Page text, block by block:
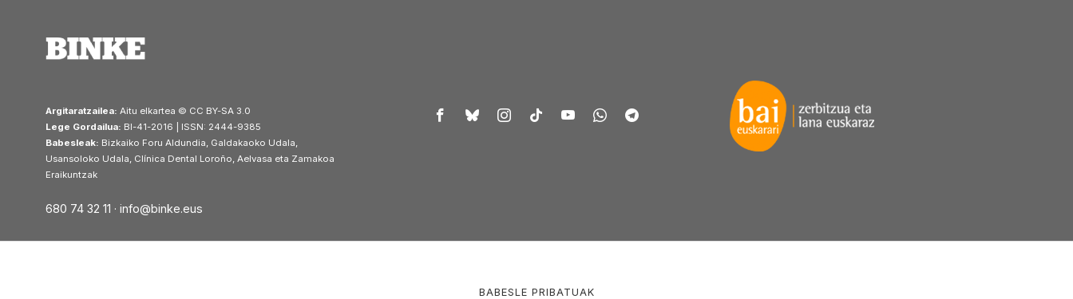
Argitaratzailea: Aitu elkartea © CC BY-SA 3.0
Lege Gordailua: BI-41-2016 | ISSN: 2444-9385
Babesleak: Bizkaiko Foru Aldundia, Galdakaoko Udala,
Usansoloko Udala, Clínica Dental Loroño, Aelvasa eta Zamakoa
Eraikuntzak
680 74 32 11 · info@binke.eus
BABESLE PRIBATUAK